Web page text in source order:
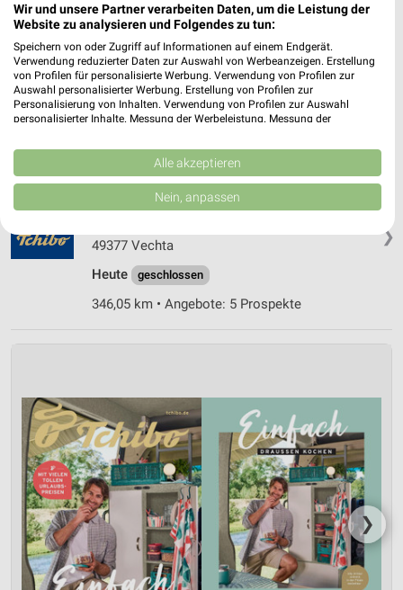
Nächste Filiale
❯
Tchibo Filiale mit Kaffee Bar Vechta
49377 Vechta
Heute
geschlossen
346,05 km • Angebote: 5 Prospekte
❯
Wir und unsere Partner verarbeiten Daten, um die Leistung der
Website zu analysieren und Folgendes zu tun:
Speichern von oder Zugriff auf Informationen auf einem Endgerät.
Verwendung reduzierter Daten zur Auswahl von Werbeanzeigen. Erstellung
von Profilen für personalisierte Werbung. Verwendung von Profilen zur
Auswahl personalisierter Werbung. Erstellung von Profilen zur
Personalisierung von Inhalten. Verwendung von Profilen zur Auswahl
personalisierter Inhalte. Messung der Werbeleistung. Messung der
Kombinationen von Daten aus verschiedenen Quellen. Entwicklung und
Verbesserung der Angebote. Verwendung reduzierter Daten zur Auswahl
von Inhalten.
Daten können außerhalb der Europäischen Union weitergegeben und in die
Website/App.
Partnerliste anzeigen (1 IAB-Anbieter)
Wir nutzen Ihre Daten für folgende Zwecke:
IAB-Verarbeitungszwecke:
Werbeanzeigen
Erstellung von Profilen für personalisierte
Werbung
Verwendung von Profilen zur Auswahl
personalisierter Werbung
Erstellung von Profilen zur Personalisierung
von Inhalten
Alle akzeptieren
Nein, anpassen